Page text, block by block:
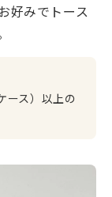
好みでトース
ース）以上の